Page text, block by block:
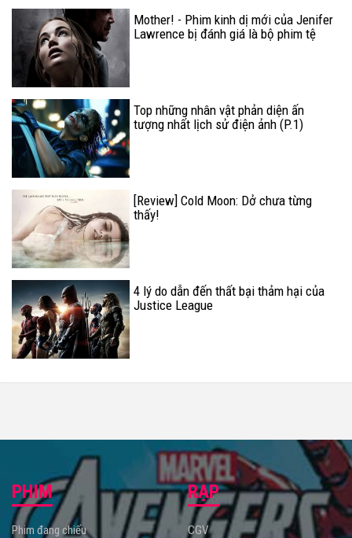
Mother! - Phim kinh dị mới của Jenifer
Lawrence bị đánh giá là bộ phim tệ
Top những nhân vật phản diện ấn
tượng nhất lịch sử điện ảnh (P.1)
[Review] Cold Moon: Dở chưa từng
thấy!
4 lý do dẫn đến thất bại thảm hại của
Justice League
PHIM
Phim đang chiếu
RẠP
CGV